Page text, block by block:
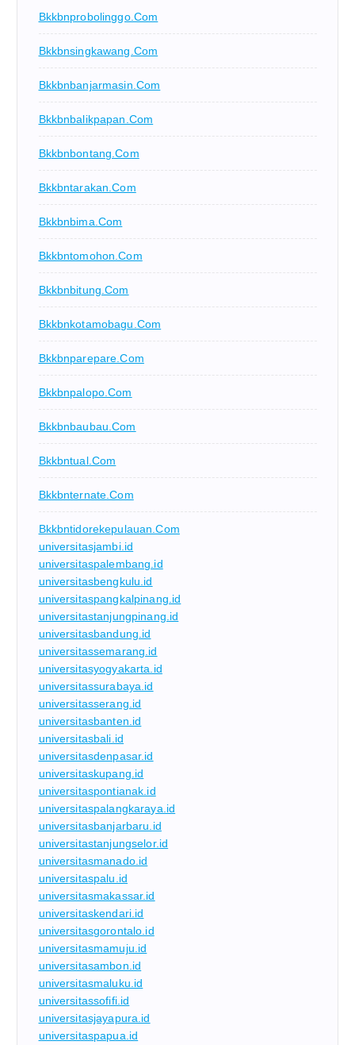
Bkkbnprobolinggo.com
Bkkbnsingkawang.com
Bkkbnbanjarmasin.com
Bkkbnbalikpapan.com
Bkkbnbontang.com
Bkkbntarakan.com
Bkkbnbima.com
Bkkbntomohon.com
Bkkbnbitung.com
Bkkbnkotamobagu.com
Bkkbnparepare.com
Bkkbnpalopo.com
Bkkbnbaubau.com
Bkkbntual.com
Bkkbnternate.com
Bkkbntidorekepulauan.com
universitasjambi.id
universitaspalembang.id
universitasbengkulu.id
universitaspangkalpinang.id
universitastanjungpinang.id
universitasbandung.id
universitassemarang.id
universitasyogyakarta.id
universitassurabaya.id
universitasserang.id
universitasbanten.id
universitasbali.id
universitasdenpasar.id
universitaskupang.id
universitaspontianak.id
universitaspalangkaraya.id
universitasbanjarbaru.id
universitastanjungselor.id
universitasmanado.id
universitaspalu.id
universitasmakassar.id
universitaskendari.id
universitasgorontalo.id
universitasmamuju.id
universitasambon.id
universitasmaluku.id
universitassofifi.id
universitasjayapura.id
universitaspapua.id